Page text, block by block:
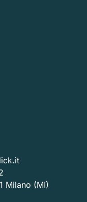
Milano (MI)